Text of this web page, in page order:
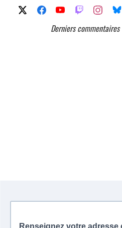
Derniers commentaires